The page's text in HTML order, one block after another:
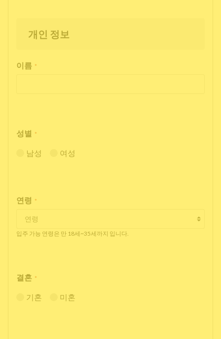
개인 정보
이름 *
성별 *
남성 여성
연령 *
입주 가능 연령은 만 18세~35세까지 입니다.
결혼 *
기혼 미혼